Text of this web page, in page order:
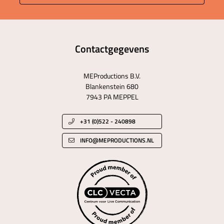
Contactgegevens
MEProductions B.V.
Blankenstein 680
7943 PA MEPPEL
+31 (0)522 - 240898
INFO@MEPRODUCTIONS.NL